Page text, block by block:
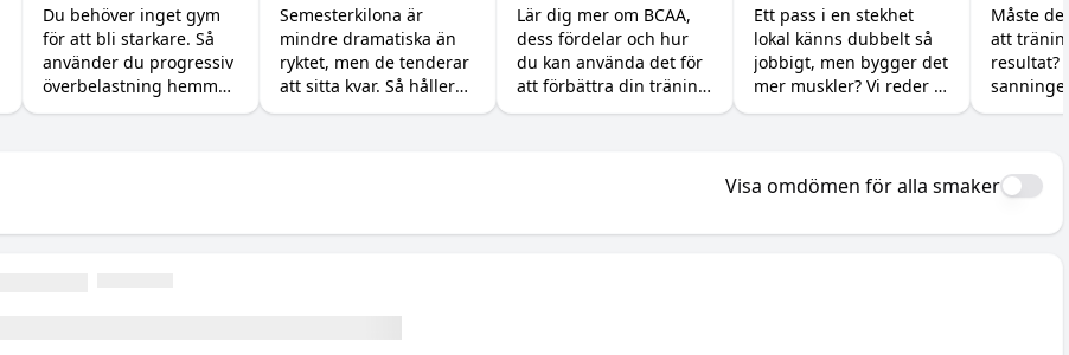
bygger du muskler
utan gym
Du behöver inget gym
för att bli starkare. Så
använder du progressiv
överbelastning hemma
med hantlar,
undviker du att lägga
på dig fett
Semesterkilona är
mindre dramatiska än
ryktet, men de tenderar
att sitta kvar. Så håller
du formen utan att
din träning?
Lär dig mer om BCAA,
dess fördelar och hur
du kan använda det för
att förbättra din träning
och återhämtning.
som räknas i
gymmet?
Ett pass i en stekhet
lokal känns dubbelt så
jobbigt, men bygger det
mer muskler? Vi reder ut
skillnaden mellan att
kroppen en signal att
för att
Måste
att
resultat?
Pain No
maxar
Visa omdömen för alla smaker